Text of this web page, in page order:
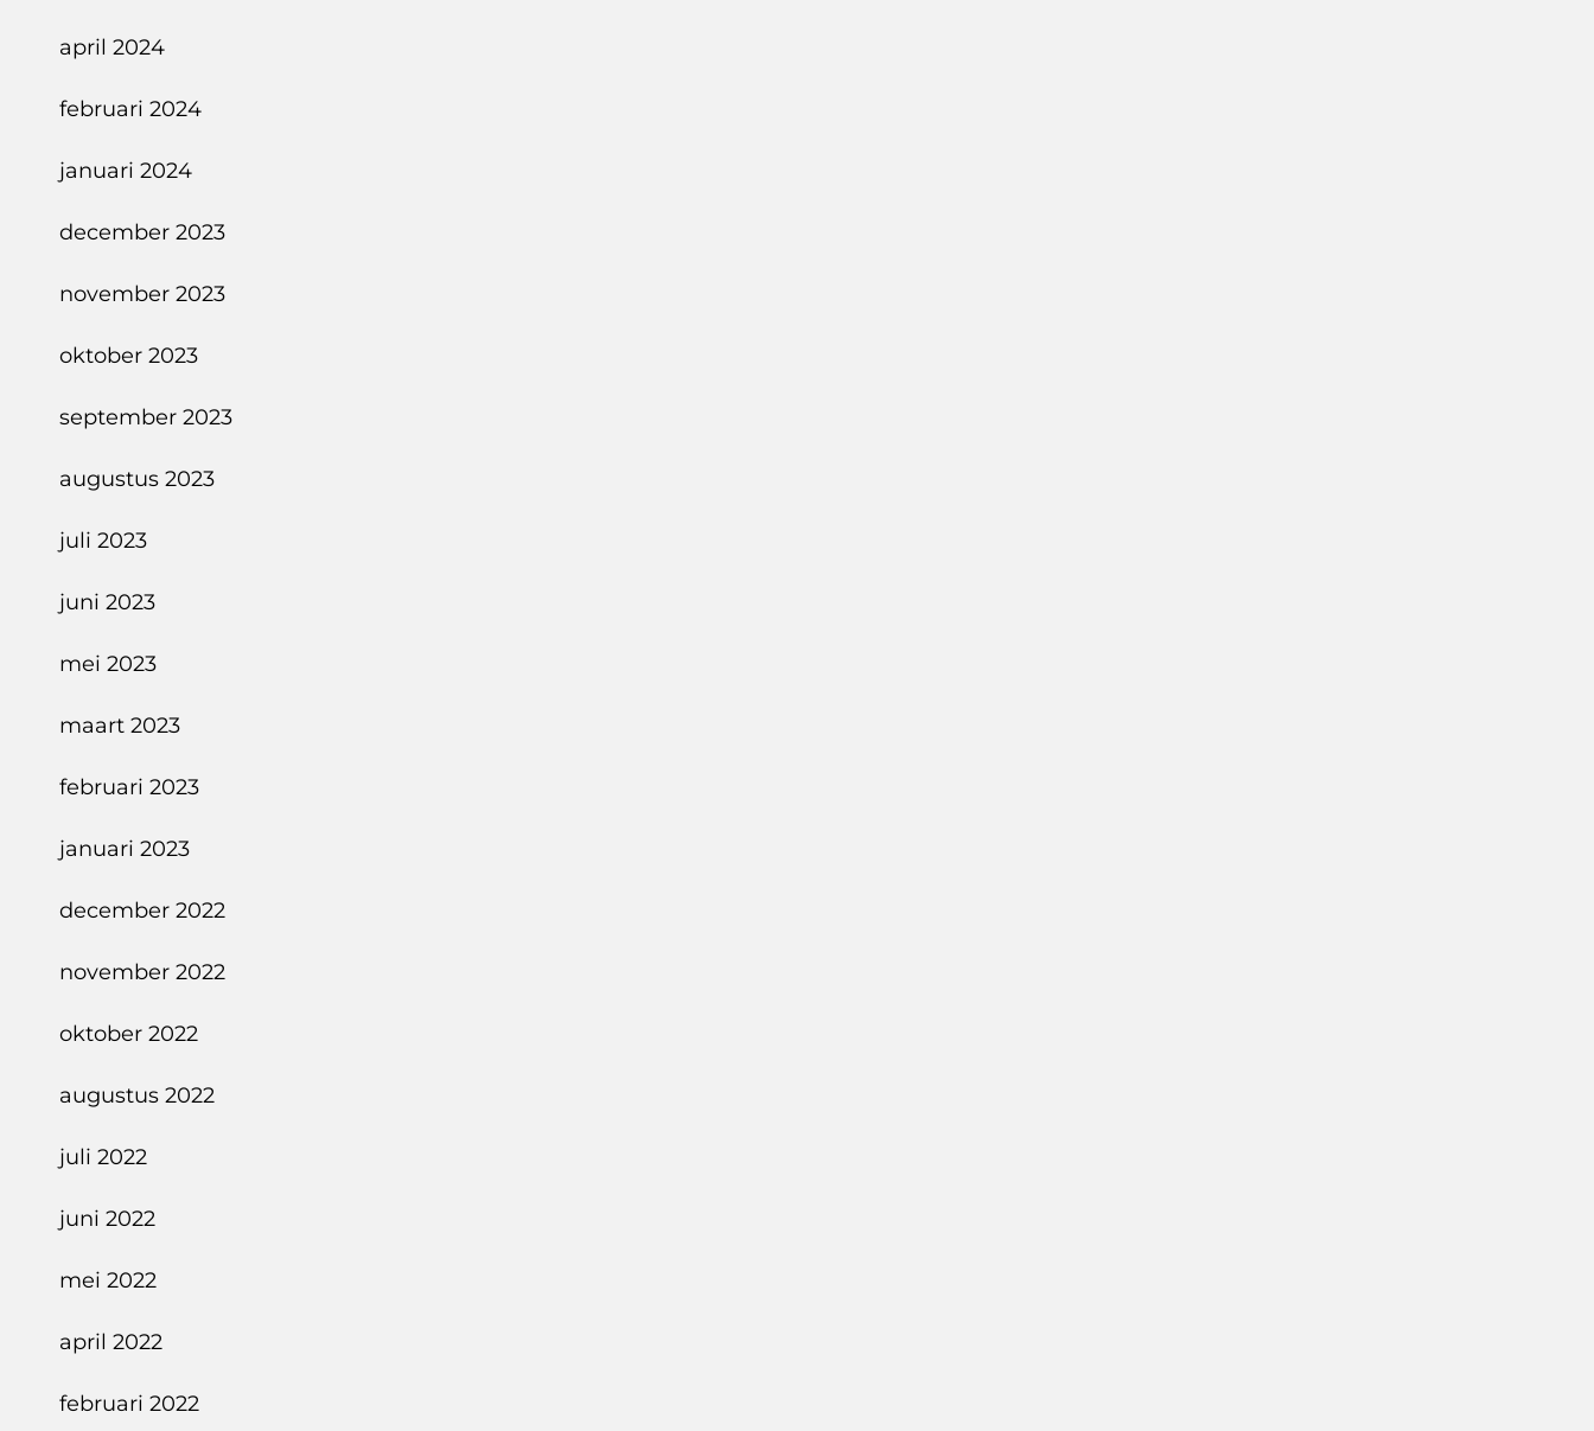
april 2024
februari 2024
januari 2024
december 2023
november 2023
oktober 2023
september 2023
augustus 2023
juli 2023
juni 2023
mei 2023
maart 2023
februari 2023
januari 2023
december 2022
november 2022
oktober 2022
augustus 2022
juli 2022
juni 2022
mei 2022
april 2022
februari 2022